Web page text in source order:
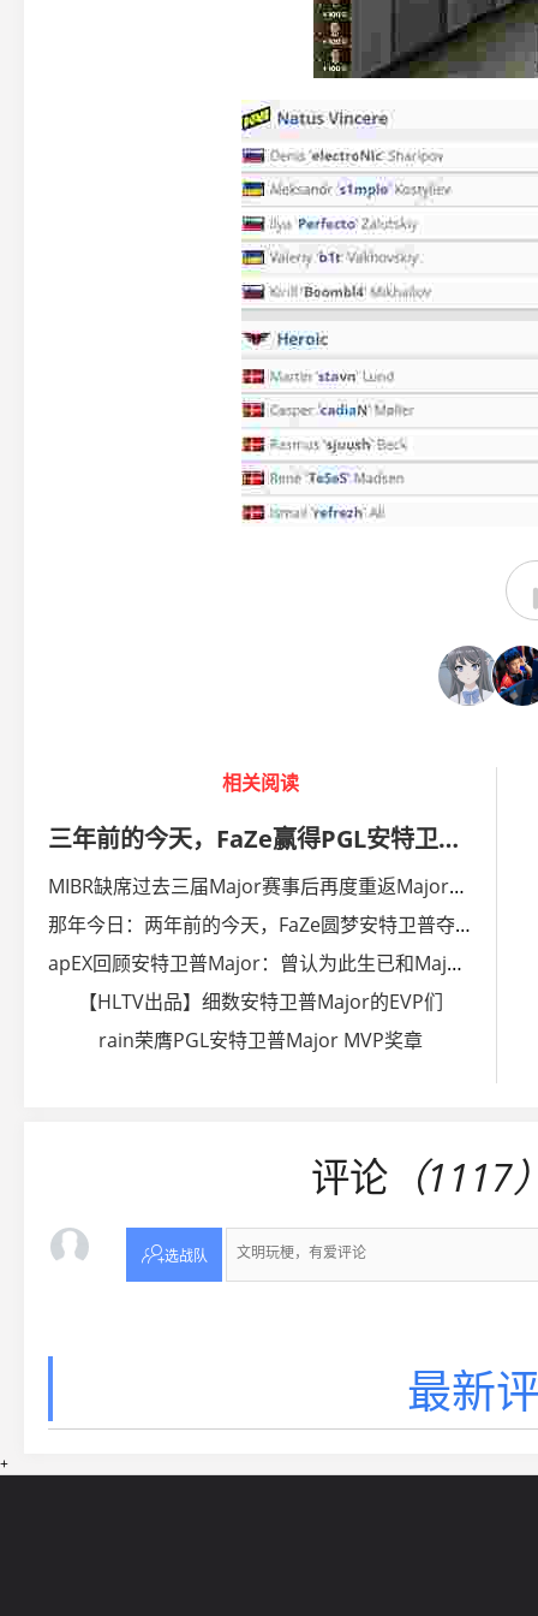
相关阅读
三年前的今天，FaZe赢得PGL安特卫普Major冠军！
MIBR缺席过去三届Major赛事后再度重返Major舞台
那年今日：两年前的今天，FaZe圆梦安特卫普夺得Major冠军
apEX回顾安特卫普Major：曾认为此生已和Major无缘
【HLTV出品】细数安特卫普Major的EVP们
rain荣膺PGL安特卫普Major MVP奖章
评论 （1117
选战队
最新
+